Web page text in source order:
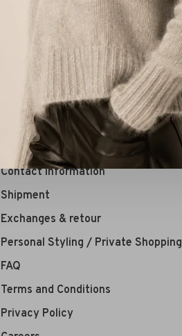
Sort by:
RIVS Store
About us
Contact Information
Shipment
Exchanges & retour
Personal Styling / Private Shopping
FAQ
Terms and Conditions
Privacy Policy